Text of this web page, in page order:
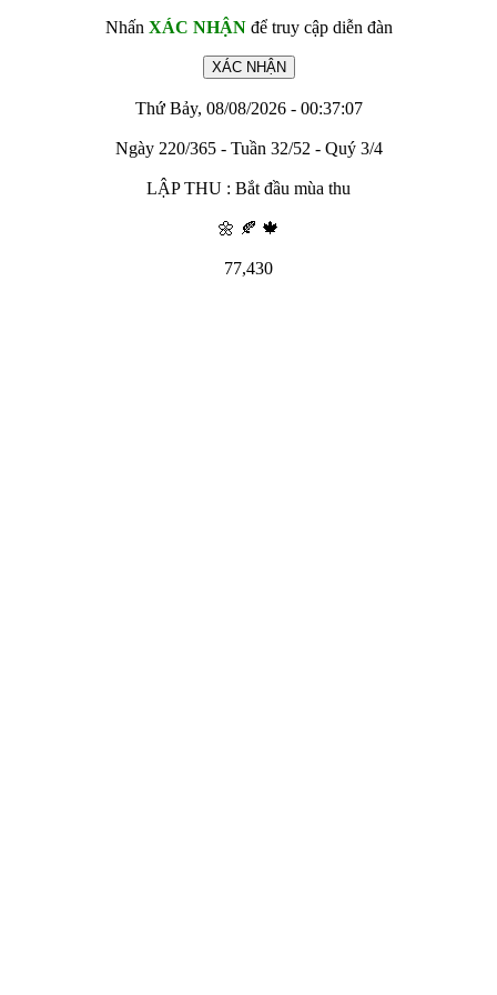
Nhấn XÁC NHẬNđể truy cập diễn đàn
Thứ Bảy, 08/08/2026 - 00:37:07
Ngày 220/365 - Tuần 32/52 - Quý 3/4
LẬP THU : Bắt đầu mùa thu
🌼 🍂 🍁
77,430